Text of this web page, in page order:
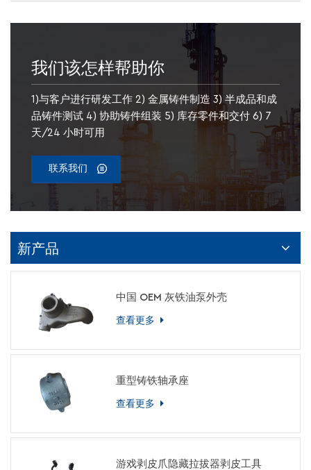
我们该怎样帮助你
1)与客户进行研发工作 2) 金属铸件制造 3) 半成品和成
品铸件测试 4) 协助铸件组装 5) 库存零件和交付 6) 7
天/24 小时可用
联系我们
新产品
中国 OEM 灰铁油泵外壳
查看更多
重型铸铁轴承座
查看更多
游戏剥皮爪隐藏拉拔器剥皮工具